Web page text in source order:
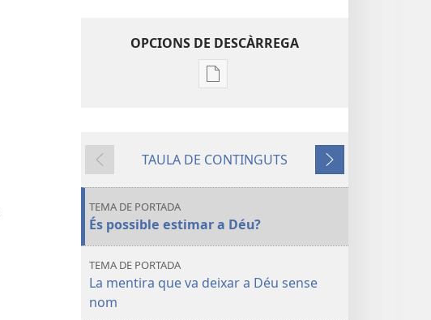
OPCIONS DE DESCÀRREGA
Opcions
la
TALAIA
Anterior
TAULA DE CONTINGUTS
Següent
TEMA DE PORTADA
És possible estimar a Déu?
TEMA DE PORTADA
La mentira que va deixar a Déu sense
nom